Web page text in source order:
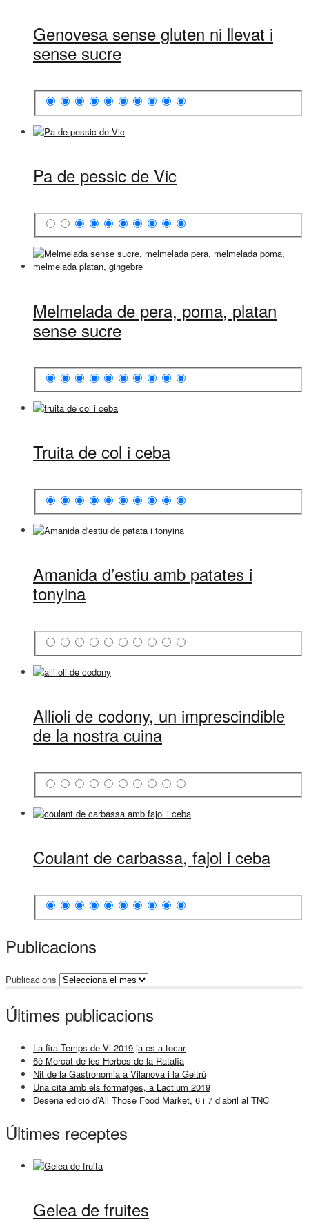
Genovesa sense gluten ni llevat i
sense sucre
Pa de pessic de Vic
Melmelada de pera, poma, platan
sense sucre
Truita de col i ceba
Amanida d’estiu amb patates i
tonyina
Allioli de codony, un imprescindible
de la nostra cuina
Coulant de carbassa, fajol i ceba
Publicacions
Publicacions
Últimes publicacions
La fira Temps de Vi 2019 ja es a tocar
6è Mercat de les Herbes de la Ratafia
Nit de la Gastronomia a Vilanova i la Geltrú
Una cita amb els formatges, a Lactium 2019
Desena edició d’All Those Food Market, 6 i 7 d’abril al TNC
Últimes receptes
Gelea de fruites